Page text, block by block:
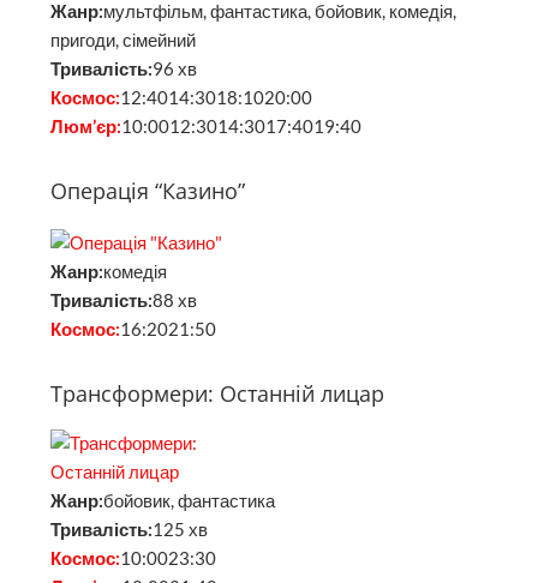
Жанр:мультфільм, фантастика, бойовик, комедія,
пригоди, сімейний
Тривалість:96 хв
Космос:12:4014:3018:1020:00
Люм’єр:10:0012:3014:3017:4019:40
Операція “Казино”
Жанр:комедія
Тривалість:88 хв
Космос:16:2021:50
Трансформери: Останній лицар
Жанр:бойовик, фантастика
Тривалість:125 хв
Космос:10:0023:30